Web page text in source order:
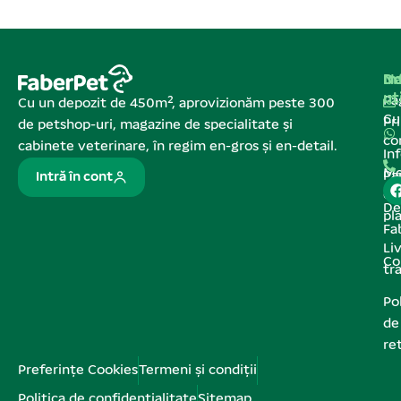
Cu un depozit de 450m², aprovizionăm peste 300
de petshop-uri, magazine de specialitate și
cabinete veterinare, în regim en-gros și en-detail.
Intră în cont
de
de
Preferințe CookiesTermeni și condiții